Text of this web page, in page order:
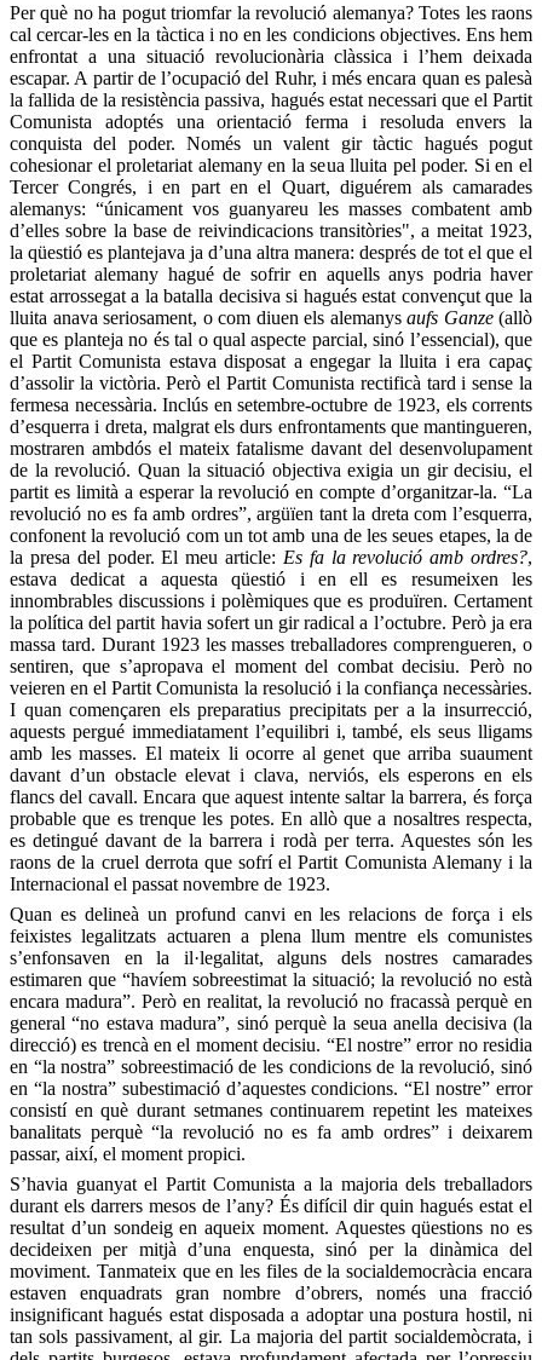
Per què no ha pogut triomfar la revolució alemanya? Totes les raons
cal cercar-les en la tàctica i no en les condicions objectives. Ens hem
enfrontat a una situació revolucionària clàssica i l’hem deixada
escapar. A partir de l’ocupació del Ruhr, i més encara quan es palesà
la fallida de la resistència passiva, hagués estat necessari que el Partit
Comunista adoptés una orientació ferma i resoluda envers la
conquista del poder. Només un valent gir tàctic hagués pogut
cohesionar el proletariat alemany en la seua lluita pel poder. Si en el
Tercer Congrés, i en part en el Quart, diguérem als camarades
alemanys: “únicament vos guanyareu les masses combatent amb
d’elles sobre la base de reivindicacions transitòries", a meitat 1923,
la qüestió es plantejava ja d’una altra manera: després de tot el que el
proletariat alemany hagué de sofrir en aquells anys podria haver
estat arrossegat a la batalla decisiva si hagués estat convençut que la
lluita anava seriosament, o com diuen els alemanys aufs Ganze(allò
que es planteja no és tal o qual aspecte parcial, sinó l’essencial), que
el Partit Comunista estava disposat a engegar la lluita i era capaç
d’assolir la victòria. Però el Partit Comunista rectificà tard i sense la
fermesa necessària. Inclús en setembre-octubre de 1923, els corrents
d’esquerra i dreta, malgrat els durs enfrontaments que mantingueren,
mostraren ambdós el mateix fatalisme davant del desenvolupament
de la revolució. Quan la situació objectiva exigia un gir decisiu, el
partit es limità a esperar la revolució en compte d’organitzar-la. “La
revolució no es fa amb ordres”, argüïen tant la dreta com l’esquerra,
confonent la revolució com un tot amb una de les seues etapes, la de
la presa del poder. El meu article: Es fa la revolució amb ordres?,
estava dedicat a aquesta qüestió i en ell es resumeixen les
innombrables discussions i polèmiques que es produïren. Certament
la política del partit havia sofert un gir radical a l’octubre. Però ja era
massa tard. Durant 1923 les masses treballadores comprengueren, o
sentiren, que s’apropava el moment del combat decisiu. Però no
veieren en el Partit Comunista la resolució i la confiança necessàries.
I quan començaren els preparatius precipitats per a la insurrecció,
aquests pergué immediatament l’equilibri i, també, els seus lligams
amb les masses. El mateix li ocorre al genet que arriba suaument
davant d’un obstacle elevat i clava, nerviós, els esperons en els
flancs del cavall. Encara que aquest intente saltar la barrera, és força
probable que es trenque les potes. En allò que a nosaltres respecta,
es detingué davant de la barrera i rodà per terra. Aquestes són les
raons de la cruel derrota que sofrí el Partit Comunista Alemany i la
Internacional el passat novembre de 1923.
Quan es delineà un profund canvi en les relacions de força i els
feixistes legalitzats actuaren a plena llum mentre els comunistes
s’enfonsaven en la il·legalitat, alguns dels nostres camarades
estimaren que “havíem sobreestimat la situació; la revolució no està
encara madura”. Però en realitat, la revolució no fracassà perquè en
general “no estava madura”, sinó perquè la seua anella decisiva (la
direcció) es trencà en el moment decisiu. “El nostre” error no residia
en “la nostra” sobreestimació de les condicions de la revolució, sinó
en “la nostra” subestimació d’aquestes condicions. “El nostre” error
consistí en què durant setmanes continuarem repetint les mateixes
banalitats perquè “la revolució no es fa amb ordres” i deixarem
passar, així, el moment propici.
S’havia guanyat el Partit Comunista a la majoria dels treballadors
durant els darrers mesos de l’any? És difícil dir quin hagués estat el
resultat d’un sondeig en aqueix moment. Aquestes qüestions no es
decideixen per mitjà d’una enquesta, sinó per la dinàmica del
moviment. Tanmateix que en les files de la socialdemocràcia encara
estaven enquadrats gran nombre d’obrers, només una fracció
insignificant hagués estat disposada a adoptar una postura hostil, ni
tan sols passivament, al gir. La majoria del partit socialdemòcrata, i